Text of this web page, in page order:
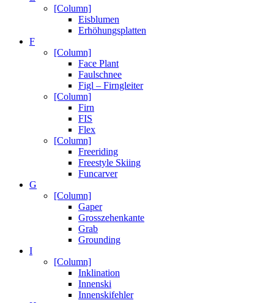
[Column]
Eisblumen
Erhöhungsplatten
F
[Column]
Face Plant
Faulschnee
Figl – Firngleiter
[Column]
Firn
FIS
Flex
[Column]
Freeriding
Freestyle Skiing
Funcarver
G
[Column]
Gaper
Grosszehenkante
Grab
Grounding
I
[Column]
Inklination
Innenski
Innenskifehler